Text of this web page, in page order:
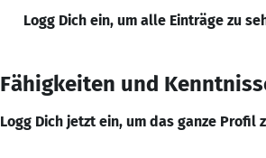
Logg Dich ein, um alle Einträge zu
Fähigkeiten und
Logg Dich jetzt ein, um das ganze Profil